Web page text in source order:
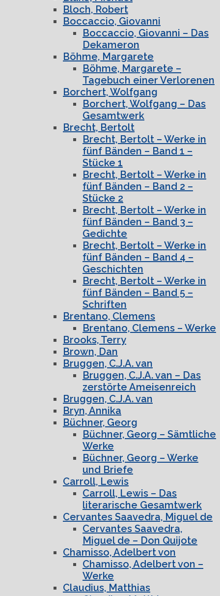
Bloch, Robert
Boccaccio, Giovanni
Boccaccio, Giovanni – Das
Dekameron
Böhme, Margarete
Böhme, Margarete –
Tagebuch einer Verlorenen
Borchert, Wolfgang
Borchert, Wolfgang – Das
Gesamtwerk
Brecht, Bertolt
Brecht, Bertolt – Werke in
fünf Bänden – Band 1 –
Stücke 1
Brecht, Bertolt – Werke in
fünf Bänden – Band 2 –
Stücke 2
Brecht, Bertolt – Werke in
fünf Bänden – Band 3 –
Gedichte
Brecht, Bertolt – Werke in
fünf Bänden – Band 4 –
Geschichten
Brecht, Bertolt – Werke in
fünf Bänden – Band 5 –
Schriften
Brentano, Clemens
Brentano, Clemens – Werke
Brooks, Terry
Brown, Dan
Bruggen, C.J.A. van
Bruggen, C.J.A. van – Das
zerstörte Ameisenreich
Bruggen, C.J.A. van
Bryn, Annika
Büchner, Georg
Büchner, Georg – Sämtliche
Werke
Büchner, Georg – Werke
und Briefe
Carroll, Lewis
Carroll, Lewis – Das
literarische Gesamtwerk
Cervantes Saavedra, Miguel de
Cervantes Saavedra,
Miguel de – Don Quijote
Chamisso, Adelbert von
Chamisso, Adelbert von –
Werke
Claudius, Matthias